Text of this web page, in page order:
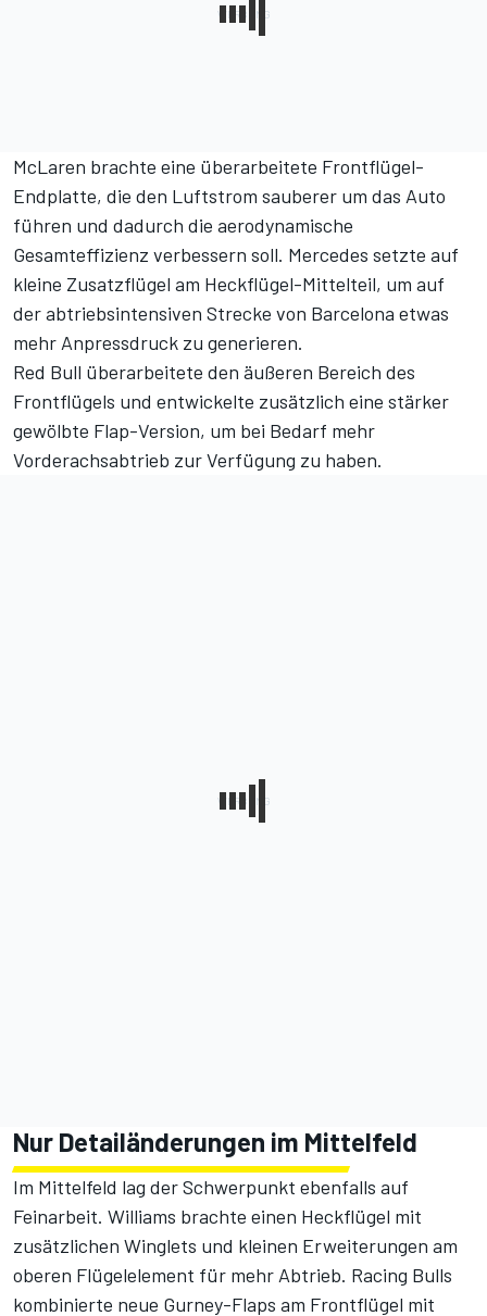
McLaren brachte eine überarbeitete Frontflügel-
Endplatte, die den Luftstrom sauberer um das Auto
führen und dadurch die aerodynamische
Gesamteffizienz verbessern soll. Mercedes setzte auf
kleine Zusatzflügel am Heckflügel-Mittelteil, um auf
der abtriebsintensiven Strecke von Barcelona etwas
mehr Anpressdruck zu generieren.
Red Bull überarbeitete den äußeren Bereich des
Frontflügels und entwickelte zusätzlich eine stärker
gewölbte Flap-Version, um bei Bedarf mehr
Vorderachsabtrieb zur Verfügung zu haben.
Nur Detailänderungen im Mittelfeld
Im Mittelfeld lag der Schwerpunkt ebenfalls auf
Feinarbeit. Williams brachte einen Heckflügel mit
zusätzlichen Winglets und kleinen Erweiterungen am
oberen Flügelelement für mehr Abtrieb. Racing Bulls
kombinierte neue Gurney-Flaps am Frontflügel mit